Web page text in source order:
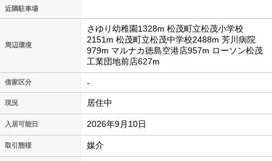
近隣駐車場
周辺環境
さゆり幼稚園1328m 松茂町立松茂小学校
2151m 松茂町立松茂中学校2488m 芳川病院
979m マルナカ徳島空港店957m ローソン松茂
工業団地前店627m
借家区分 -
現況 居住中
入居可能日 2026年9月10日
取引態様 媒介